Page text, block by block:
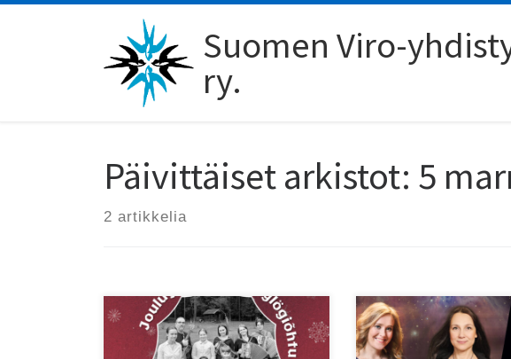
Suomen Viro-
ry.
Päivittäiset arkistot: 5
2 artikkelia
Tervetuloa Eesti Maja – Viro-
22. marraskuuta olevassa
konsertissa muistellaan